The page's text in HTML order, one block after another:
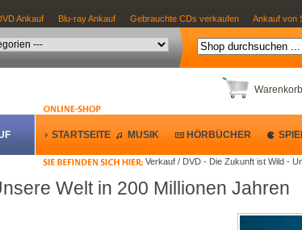
Ankauf Blu-ray Ankauf Gebrauchte CDs verkaufen Ankauf von
Warenkorb
Verkauf / DVD - Die Zukunft ist Wild -
STARTSEITE MUSIK HÖRBÜCHER
Welt in 200 Millionen Jahren